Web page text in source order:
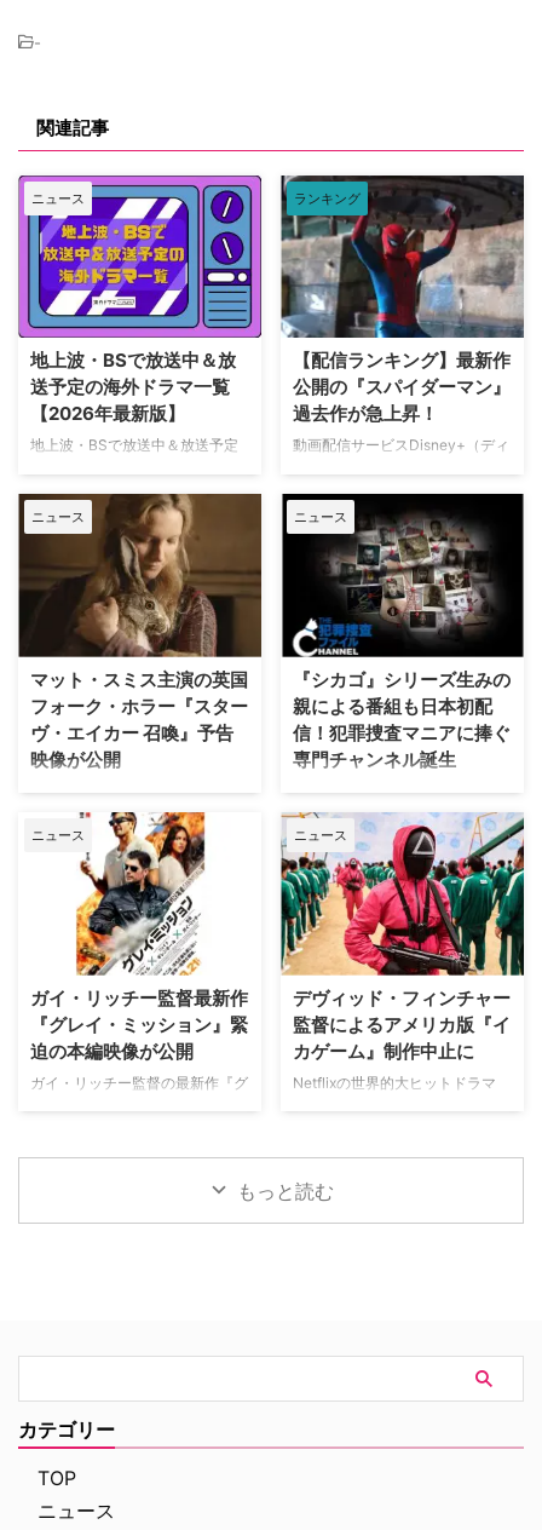
-
関連記事
ニュース
地上波・BSで放送中＆放
送予定の海外ドラマ一覧
【2026年最新版】
地上波・BSで放送中＆放送予定
時更新） NHK・NHK BSで放送
中＆放送予定の海外ドラマ 海外
ドラマ『DOC（ドック） あす
へのカルテ』 NHK BSプレミアム
4K｜毎週（木） 17：00～ イタ
リア発！ 12年間の記憶を失った
エリート医師の物語。 原作 ピエ
ルダンテ・ピッチョーニ キャス
ト ルカ・アルジェンテーロ、マ
ティルデ・ジョリ、サラ・ラッザ
ーロ ほか ≫≫『DOC（ドッ
ク）3 あすへのカルテ』詳細 海
すへのカルテ』 総合｜毎週
（日） …
ランキング
【配信ランキング】最新作
公開の『スパイダーマン』
過去作が急上昇！
動画配信サービスDisney+（ディ
気ランキングをご紹介する。 デ
ィズニープラス人気ランキング
TOP10【2026年8月7日】 ディズ
ニープラス本日のTOP10は下記
の通り（2026年8月7日時点）。
スパイダーマン：ノー・ウェイ・
ホーム 殺し屋たちの店 スパイダ
ーマン：ホームカミング 私がビ
ーバーになる時 スパイダーマ
ン：ファー・フロム・ホーム ア
ベンジャーズ／エンドゲーム ア
ベンジャーズ／インフィニティ・
ョンズ／九人目のジェダイ King
& …
ニュース
マット・スミス主演の英国
フォーク・ホラー『スター
ヴ・エイカー 召喚』予告
映像が公開
英国ヨークシャー地方を舞台に、
土地の伝承と家族の崩壊を描くフ
ォーク・ホラー映画『スターヴ・
エイカー 召喚』。公開に先駆け
て、不穏な空気が漂う日本版予告
映像と、英国らしい曇天の世界観
が印象的な場面写真が一挙に公開
された。 土地に眠る伝承と家族
の崩壊を描く、静謐なるフォー
ク・ホラー リチャードとジュリ
エット夫妻が最近移り住んだ英国
ヨークシャー地方の人里離れた
「スターヴ・エイカー」は、家族
幼い息子オーウェンは喘息発作に
ニュース
『シカゴ』シリーズ生みの
親による番組も日本初配
信！犯罪捜査マニアに捧ぐ
専門チャンネル誕生
日本唯一のミステリードラマ専門
チャンネル「ミステリーチャンネ
ル」が、開局月である8月に展開
する新たなサービスとして、犯罪
捜査に特化した新たな専門チャン
ネル「THE 犯罪捜査ファイル・
チャンネル」をスタート。 『ラ
イン・オブ・デューティ』キャス
本チャンネルは、JCOM株式会社
がAmazon Prime Videoで提供す
る新たなチャンネルパッケージサ
ービス「プレミアTVパック」の
ないクライムドキュメンタリーを
ニュース
ガイ・リッチー監督最新作
『グレイ・ミッション』緊
迫の本編映像が公開
ガイ・リッチー監督の最新作『グ
ヘンリー・カヴィルによるスタイ
た。さらに、著名人たちからの絶
ンを熱狂させたガイ・リッチー監
督の最新作は、最高にセクシーで
最高に危険なノンストップ・バデ
ィアクションだ。アメリカ海軍 …
ニュース
デヴィッド・フィンチャー
監督によるアメリカ版『イ
カゲーム』制作中止に
Netflixの世界的大ヒットドラマ
をとる予定だった英語版スピンオ
フ『Heckler（仮題）』の企画開
発が中止されたことが明らかにな
った。一時は同フランチャイズ初
ThePlaylistが報じている。 デヴ
ィッド・フィンチャーが進めてい
2024年、フィンチャーがNetf …
もっと読む
カテゴリー
TOP
ニュース